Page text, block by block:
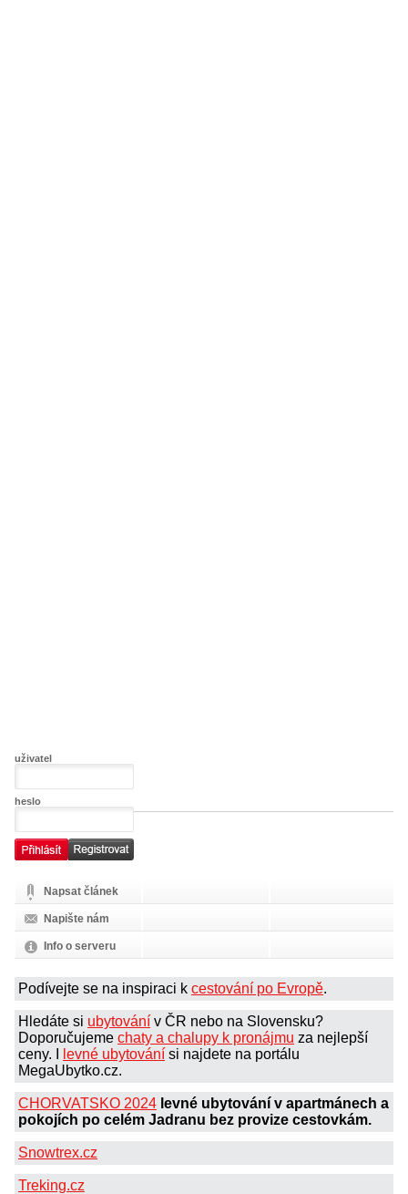
uživatel
heslo
Napsat článek
Napište nám
Info o serveru
Podívejte se na inspiraci k cestování po Evropě.
Hledáte si ubytování v ČR nebo na Slovensku?
Doporučujeme chaty a chalupy k pronájmu za nejlepší
ceny. I
levné ubytování si najdete na portálu
MegaUbytko.cz.
CHORVATSKO 2024 levné ubytování v apartmánech a
pokojích po celém Jadranu bez provize cestovkám.
Snowtrex.cz
Treking.cz